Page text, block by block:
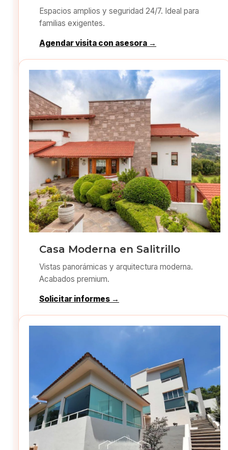
Espacios amplios y seguridad 24/7. Ideal para
familias exigentes.
Agendar visita con asesora →
Casa Moderna en Salitrillo
Vistas panorámicas y arquitectura moderna.
Acabados premium.
Solicitar informes →